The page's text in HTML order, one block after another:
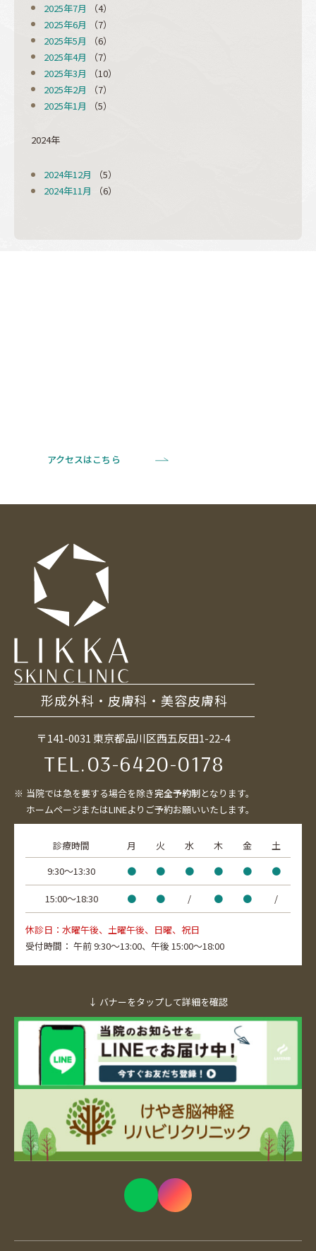
2025年7月
（4）
2025年6月
（7）
2025年5月
（6）
2025年4月
（7）
2025年3月
（10）
2025年2月
（7）
2025年1月
（5）
2024年
2024年12月
（5）
2024年11月
（6）
アクセスはこちら
形成外科・皮膚科・美容皮膚科
〒141-0031 東京都品川区西五反田1-22-4
TEL.03-6420-0178
当院では急を要する場合を除き完全予約制となります。
ホームページまたはLINEよりご予約お願いいたします。
診療時間 月 火 水 木 金
土
9:30〜13:30
● ● ● ● ● ●
15:00〜18:30 ● ● / ● ● /
休診日：水曜午後、土曜午後、日曜、祝日
受付時間： 午前 9:30～13:00、 午後 15:00～18:00
↓ バナーをタップして詳細を確認